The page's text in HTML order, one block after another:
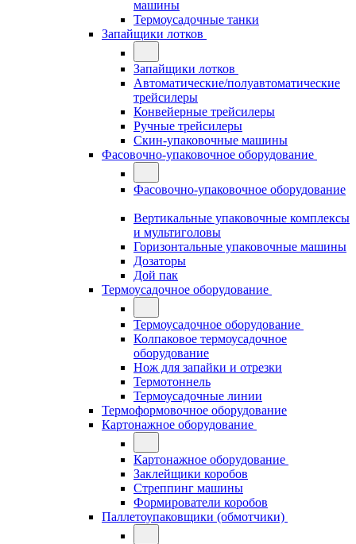
машины
Термоусадочные танки
Запайщики лотков
Запайщики лотков
Автоматические/полуавтоматические
трейсилеры
Конвейерные трейсилеры
Ручные трейсилеры
Скин-упаковочные машины
Фасовочно-упаковочное оборудование
Фасовочно-упаковочное оборудование
Вертикальные упаковочные комплексы
и мультиголовы
Горизонтальные упаковочные машины
Дозаторы
Дой пак
Термоусадочное оборудование
Термоусадочное оборудование
Колпаковое термоусадочное
оборудование
Нож для запайки и отрезки
Термотоннель
Термоусадочные линии
Термоформовочное оборудование
Картонажное оборудование
Картонажное оборудование
Заклейщики коробов
Стреппинг машины
Формирователи коробов
Паллетоупаковщики (обмотчики)